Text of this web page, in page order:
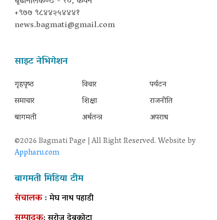
+९७७ ९८४४२५४४४१
news.bagmati@gmail.com
साइट नेभिगेशन
गृहपृष्‍ठ
समाचार
बागमती
विचार
शिक्षा
अर्थतन्त्र
पर्यटन
राजनीति
अपराध
©2026 Bagmati Page | All Right Reserved. Website by
Appharu.com
बागमती मिडिया टीम
संचालक: मेघ नाथ पहाडी